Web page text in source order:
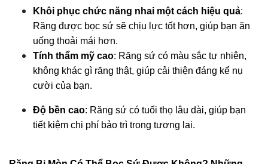
Khôi phục chức năng nhai một cách hiệu quả:
Răng được bọc sứ sẽ chịu lực tốt hơn, giúp bạn ăn
uống thoải mái hơn.
Tính thẩm mỹ cao: Răng sứ có màu sắc tự nhiên,
không khác gì răng thật, giúp cải thiện đáng kể nụ
cười của bạn.
Độ bền cao: Răng sứ có tuổi thọ lâu dài, giúp bạn
tiết kiệm chi phí bảo trì trong tương lai.